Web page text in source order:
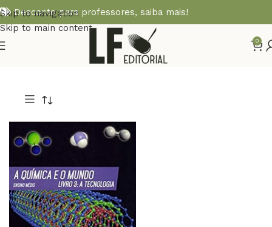
Skip to navigation
Skip to main content
Desconto para professores, saiba mais!
0